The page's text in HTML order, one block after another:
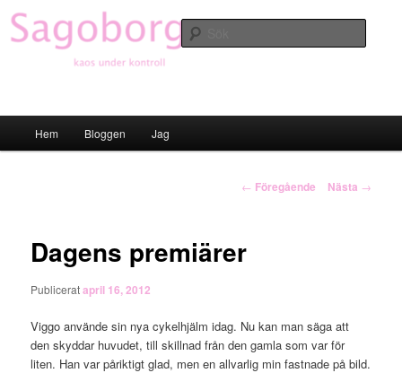
Hoppa
till
primärt
Hem Bloggen Jag
Inläggsnavigering
← Föregående Nästa →
Dagens premiärer
Publiceratapril 16, 2012
Viggo använde sin nya cykelhjälm idag. Nu kan man säga att
den skyddar huvudet, till skillnad från den gamla som var för
liten. Han var påriktigt glad, men en allvarlig min fastnade på bild.